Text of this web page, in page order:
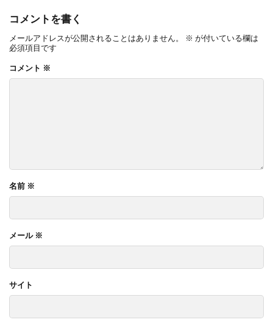
コメントを書く
メールアドレスが公開されることはありません。 ※ が付いている欄は
必須項目です
コメント ※
名前 ※
メール ※
サイト
OnlyOne ネットペブル
OnlyOne パーサス
OnlyOne パーサスネオ
OnlyOne ピース カラフル
OnlyOne フォレストヒルズガーデンライト
OnlyOne モデルノ プラスエフ
OnlyOne モデルノW
OnlyOne 和錆
OnlyOne 真鍮製ポーチライト
OnlyOne 金彩水鉢
Penne DESIGN
STターフ